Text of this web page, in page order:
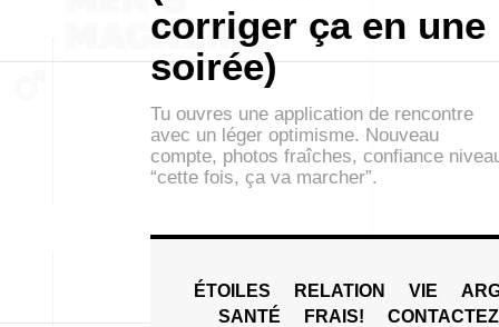
corriger ça en une
soirée)
Tu ouvres une application de rencontre
avec un léger optimisme. Nouveau
compte, photos fraîches, confiance
“cette fois, ça va marcher”.
ÉTOILES RELATION VIE
SANTÉ
FRAIS!